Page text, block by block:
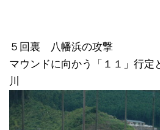
５回裏 八幡浜の攻撃
マウンドに向かう「１１」行定
川